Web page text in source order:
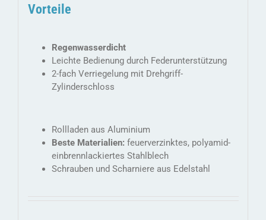
Vorteile
Regenwasserdicht
Leichte Bedienung durch Federunterstützung
2-fach Verriegelung mit Drehgriff-
Zylinderschloss
Rollladen aus Aluminium
Beste Materialien: feuerverzinktes, polyamid-
einbrennlackiertes Stahlblech
Schrauben und Scharniere aus Edelstahl